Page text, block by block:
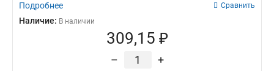
Подробнее Сравнить
Наличие: В наличии
309,15 ₽
– +